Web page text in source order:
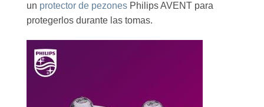
un protector de pezones Philips AVENT para
protegerlos durante las tomas.